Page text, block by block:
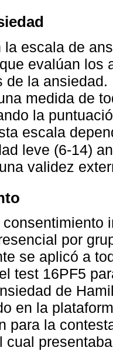
la escala de
evalúan
de la
medida de
la
escala
leve (6-14)
validez
por
se aplicó a
test 16PF5
de
en la
para la
cual